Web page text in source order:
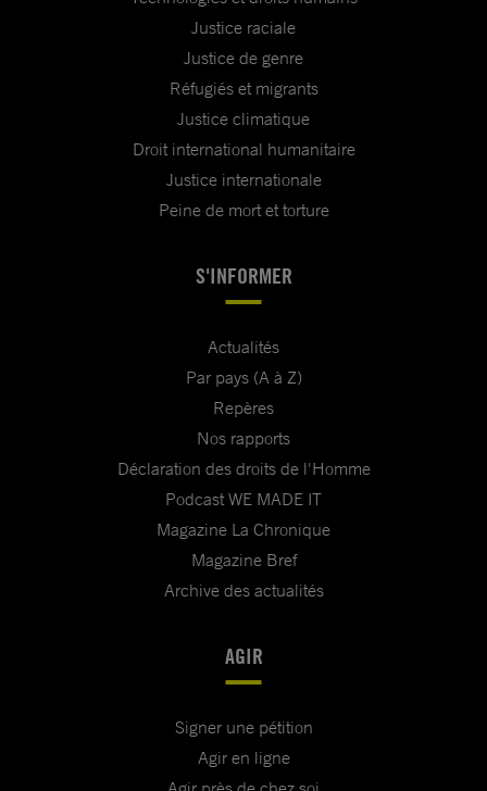
Justice raciale
Justice de genre
Réfugiés et migrants
Justice climatique
Droit international humanitaire
Justice internationale
Peine de mort et torture
S'INFORMER
Actualités
Par pays (A à Z)
Repères
Nos rapports
Déclaration des droits de l'Homme
Podcast WE MADE IT
Magazine La Chronique
Magazine Bref
Archive des actualités
AGIR
Signer une pétition
Agir en ligne